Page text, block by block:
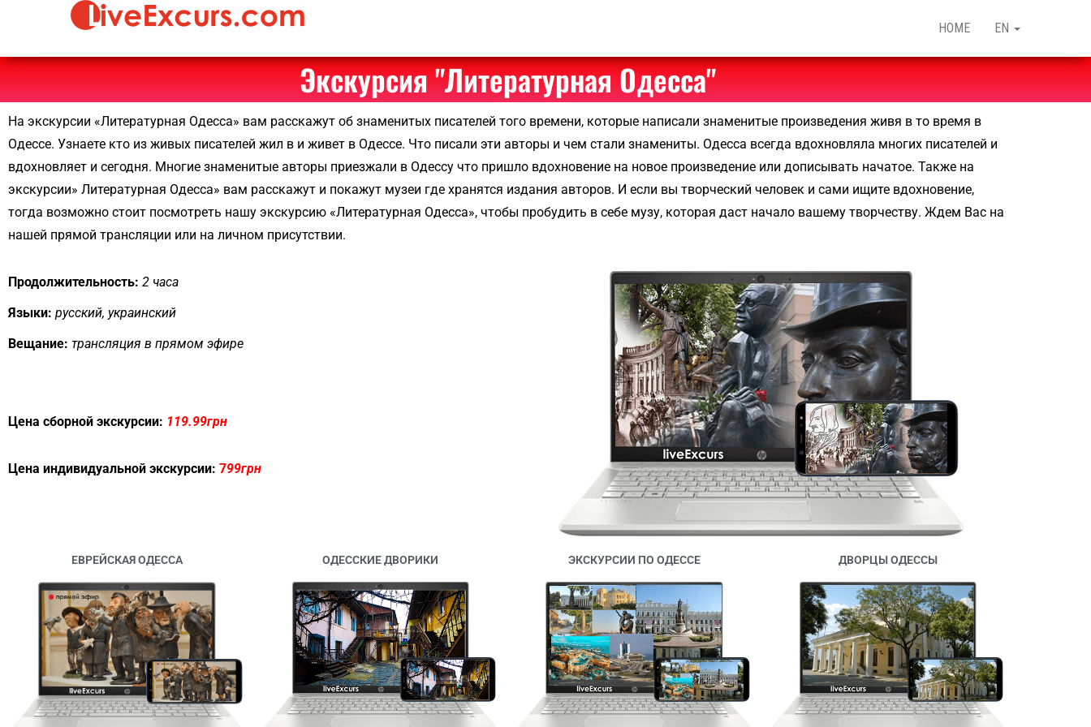
Live Stream
Tours &
Interactive
Virtual
Travel
Experiences
Immersive
Travel from
Switzerland"
HOME EN
Экскурсия "Литературная Одесса"
На экскурсии «Литературная Одесса» вам расскажут об знаменитых писателей того времени, которые написали знаменитые произведения живя в то время в
Одессе. Узнаете кто из живых писателей жил в и живет в Одессе. Что писали эти авторы и чем стали знамениты. Одесса всегда вдохновляла многих писателей и
вдохновляет и сегодня. Многие знаменитые авторы приезжали в Одессу что пришло вдохновение на новое произведение или дописывать начатое. Также на
экскурсии» Литературная Одесса» вам расскажут и покажут музеи где хранятся издания авторов. И если вы творческий человек и сами ищите вдохновение,
тогда возможно стоит посмотреть нашу экскурсию «Литературная Одесса», чтобы пробудить в себе музу, которая даст начало вашему творчеству. Ждем Вас на
нашей прямой трансляции или на личном присутствии.
Продолжительность: 2 часа
Языки: русский, украинский
Вещание: трансляция в прямом эфире
Цена сборной экскурсии: 119.99грн
Цена индивидуальной экскурсии: 799грн
ЕВРЕЙСКАЯ ОДЕССА ОДЕССКИЕ ДВОРИКИ ЭКСКУРСИИ ПО ОДЕССЕ ДВОРЦЫ ОДЕССЫ